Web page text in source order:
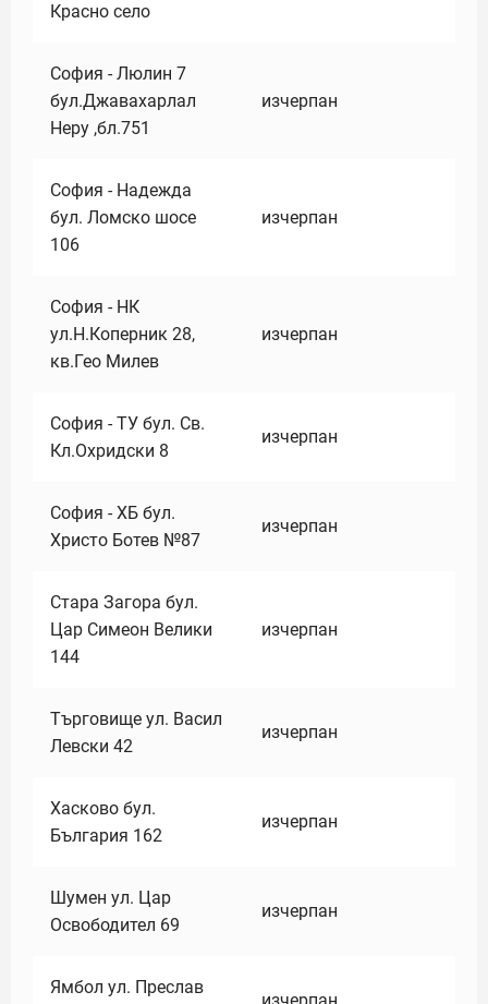
Красно село
София - Люлин 7
бул.Джавахарлал
Неру ,бл.751
изчерпан
София - Надежда
бул. Ломско шосе
106
изчерпан
София - НК
ул.Н.Коперник 28,
кв.Гео Милев
изчерпан
София - ТУ бул. Св.
Кл.Охридски 8
изчерпан
София - ХБ бул.
Христо Ботев №87
изчерпан
Стара Загора бул.
Цар Симеон Велики
144
изчерпан
Търговище ул. Васил
Левски 42
изчерпан
Хасково бул.
България 162
изчерпан
Шумен ул. Цар
Освободител 69
изчерпан
Ямбол ул. Преслав